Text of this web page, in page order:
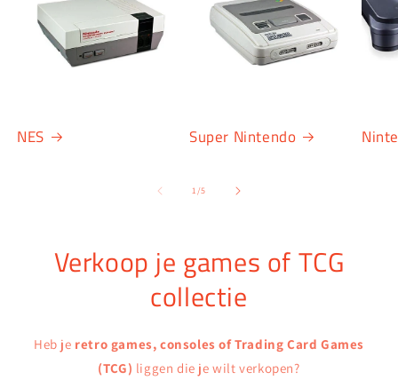
NES Super Nintendo
1/van
5
Verkoop je games of TCG
collectie
Heb je retro games, consoles of Trading Card Games
(TCG) liggen die je wilt verkopen?